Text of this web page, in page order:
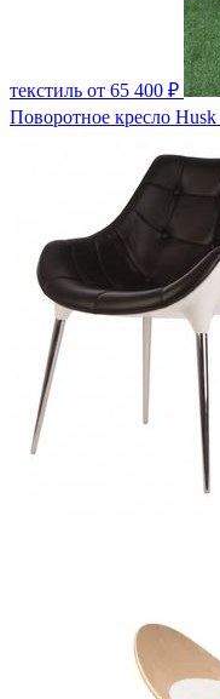
текстиль от 65 400 ₽
Поворотное кресло Husk